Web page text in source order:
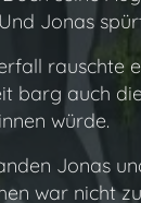
Jonas
rauschte
barg auch
würde.
Jonas
war nicht